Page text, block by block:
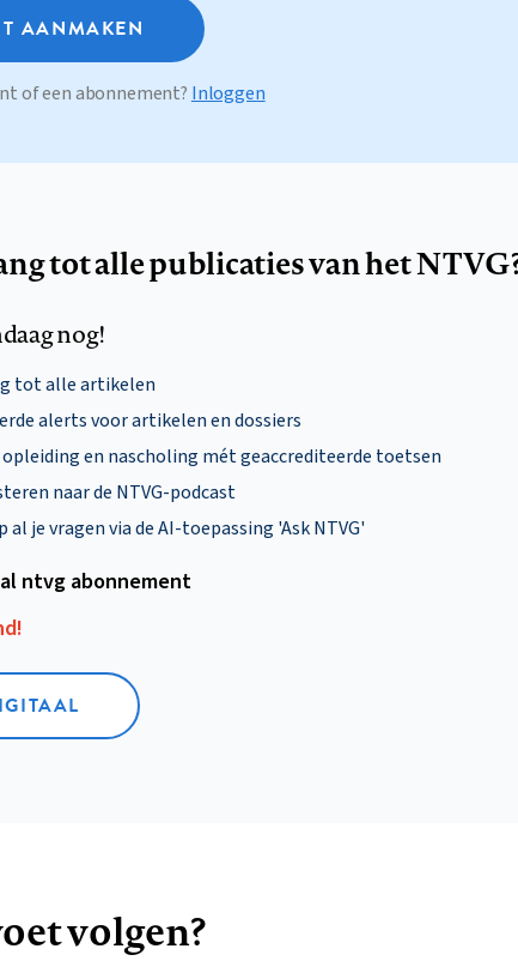
AANMAKEN
of een abonnement? Inloggen
tot alle publicaties van het
nog!
tot alle artikelen
alerts voor artikelen en dossiers
en nascholing mét geaccrediteerde toetsen
naar de NTVG-podcast
al je vragen via de AI-toepassing 'Ask NTVG'
ntvg abonnement
volgen?